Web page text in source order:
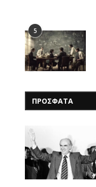
5
ΠΡΟΣΦΑΤΑ